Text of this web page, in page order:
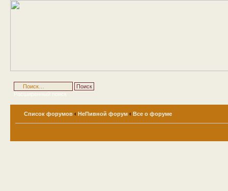
Расширенный поиск
Список форумов ‹ НеПивной форум ‹ Все о форуме